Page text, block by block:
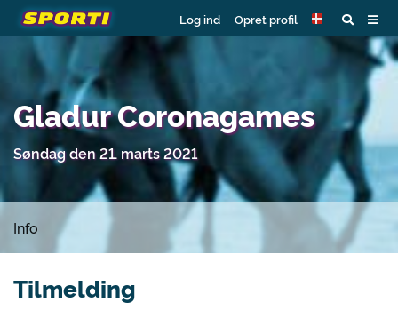
Log ind Opret profil
Gladur Coronagames
Søndag den 21. marts 2021
Info
Tilmelding